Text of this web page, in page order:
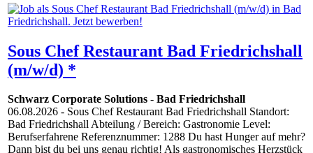
Sous Chef Restaurant Bad Friedrichshall
(m/w/d) *
Schwarz Corporate Solutions - Bad Friedrichshall
06.08.2026 - Sous Chef Restaurant Bad Friedrichshall Standort:
Bad Friedrichshall Abteilung / Bereich: Gastronomie Level:
Berufserfahrene Referenznummer: 1288 Du hast Hunger auf mehr?
Dann bist du bei uns genau richtig! Als gastronomisches Herzstück